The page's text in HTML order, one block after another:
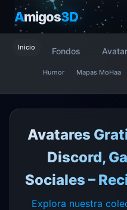
Amigos3D
Inicio Fondos
Humor Mapas MoHaa
Avatares
Discord,
Sociales –
Explora nuestra